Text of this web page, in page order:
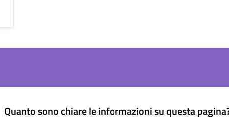
Quanto sono chiare le informazioni su questa